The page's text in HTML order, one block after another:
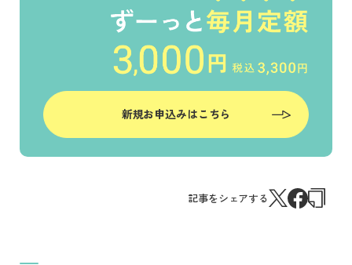
新規お申込みはこちら
記事をシェアする